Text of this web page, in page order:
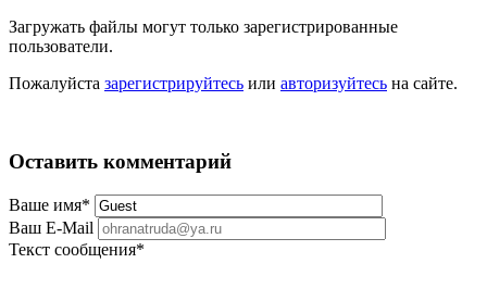
Загружать файлы могут только зарегистрированные
пользователи.
Пожалуйста зарегистрируйтесь или авторизуйтесь на сайте.
Оставить комментарий
Ваше имя*
Ваш E-Mail
Текст сообщения*